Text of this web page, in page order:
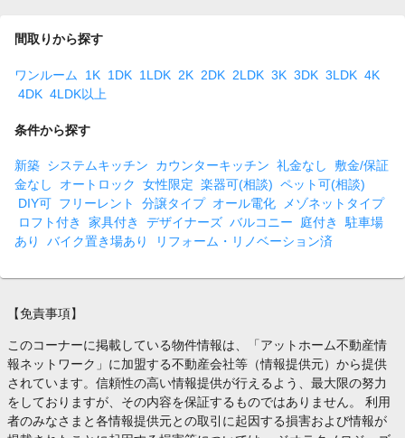
間取りから探す
ワンルーム 1K 1DK 1LDK 2K 2DK 2LDK 3K 3DK 3LDK 4K
4DK 4LDK以上
条件から探す
新築 システムキッチン カウンターキッチン 礼金なし
敷金/保証
金なし
オートロック 女性限定 楽器可(相談) ペット可(相談)
DIY可 フリーレント 分譲タイプ オール電化
メゾネットタイプ
ロフト付き
家具付き デザイナーズ バルコニー 庭付き
駐車場
あり
バイク置き場あり リフォーム・リノベーション済
【免責事項】
このコーナーに掲載している物件情報は、「アットホーム不動産情
報ネットワーク」に加盟する不動産会社等（情報提供元）から提供
されています。信頼性の高い情報提供が行えるよう、最大限の努力
をしておりますが、その内容を保証するものではありません。 利用
者のみなさまと各情報提供元との取引に起因する損害および情報が